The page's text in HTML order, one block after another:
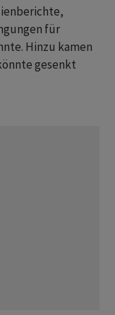
für
Hinzu kamen
gesenkt